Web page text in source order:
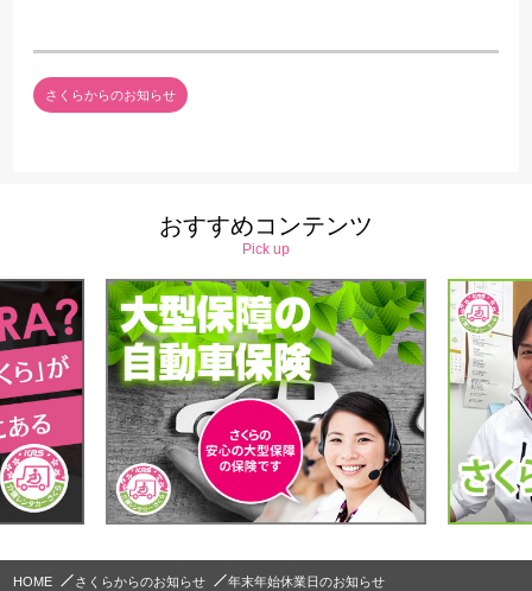
さくらからのお知らせ
おすすめコンテンツ
Pick up
HOME さくらからのお知らせ 年末年始休業日のお知らせ